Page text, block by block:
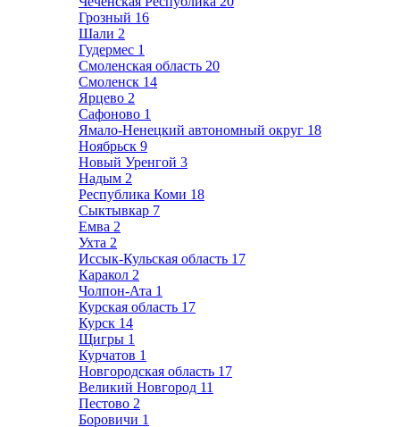
Грозный 16
Шали 2
Гудермес 1
Смоленская область 20
Смоленск 14
Ярцево 2
Сафоново 1
Ямало-Ненецкий автономный округ 18
Ноябрьск 9
Новый Уренгой 3
Надым 2
Республика Коми 18
Сыктывкар 7
Емва 2
Ухта 2
Иссык-Кульская область 17
Каракол 2
Чолпон-Ата 1
Курская область 17
Курск 14
Щигры 1
Курчатов 1
Новгородская область 17
Великий Новгород 11
Пестово 2
Боровичи 1